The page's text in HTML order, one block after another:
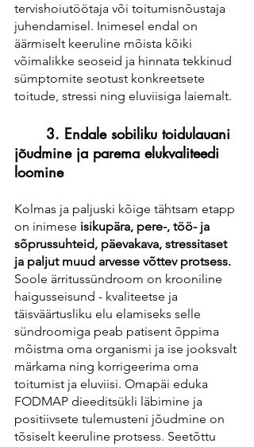
tervishoiutöötaja või toitumisnõustaja
juhendamisel. Inimesel endal on
äärmiselt keeruline mõista kõiki
võimalikke seoseid ja hinnata tekkinud
sümptomite seotust konkreetsete
toitude, stressi ning eluviisiga laiemalt.
jõudmine ja parema elukvaliteedi
loomine
Kolmas ja paljuski kõige tähtsam etapp
on inimese isikupära, pere-, töö- ja
sõprussuhteid, päevakava, stressitaset
ja paljut muud arvesse võttev protsess.
Soole ärritussündroom on krooniline
haigusseisund - kvaliteetse ja
täisväärtusliku elu elamiseks selle
sündroomiga peab patisent õppima
mõistma oma organismi ja ise jooksvalt
märkama ning korrigeerima oma
toitumist ja eluviisi. Omapäi eduka
FODMAP dieeditsükli läbimine ja
positiivsete tulemusteni jõudmine on
tõsiselt keeruline protsess. Seetõttu